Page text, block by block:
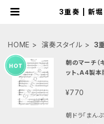
3重奏 | 新堀
HOME 演奏スタイル 3
朝のマーチ
ット、A4製本
¥770
朝ドラ「まん